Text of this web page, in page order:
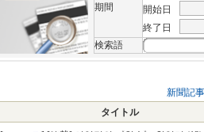
期間
開始日
終了日
検索語
新聞記事
タイトル